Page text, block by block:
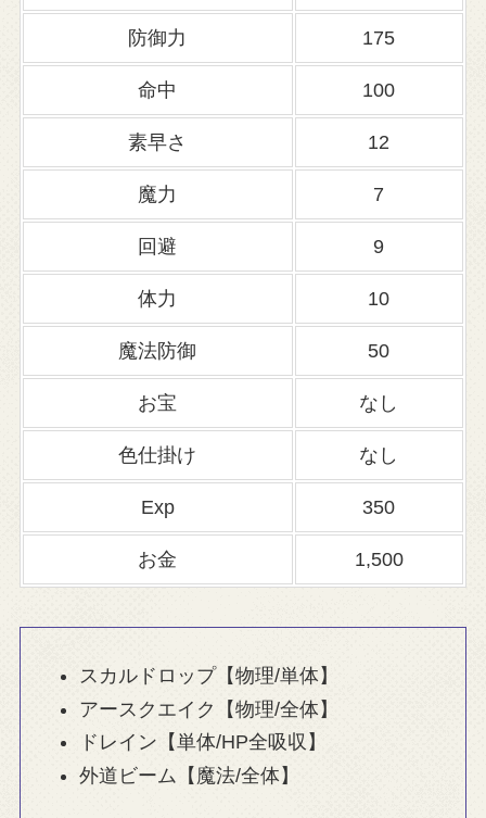
防御力 175
命中 100
素早さ 12
魔力 7
回避 9
体力 10
魔法防御 50
お宝 なし
色仕掛け なし
Exp 350
お金 1,500
スカルドロップ【物理/単体】
アースクエイク【物理/全体】
ドレイン【単体/HP全吸収】
外道ビーム【魔法/全体】